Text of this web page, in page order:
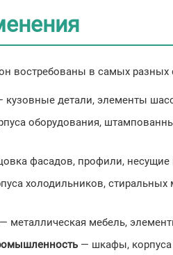
востребованы в самых разных
кузовные детали, элементы
оборудования,
фасадов, профили, несущие
холодильников,
— металлическая мебель,
— шкафы,